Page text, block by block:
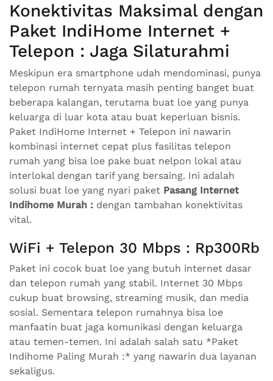
Konektivitas Maksimal dengan
Paket IndiHome Internet +
Telepon : Jaga Silaturahmi
Meskipun era smartphone udah mendominasi, punya
telepon rumah ternyata masih penting banget buat
beberapa kalangan, terutama buat loe yang punya
keluarga di luar kota atau buat keperluan bisnis.
Paket IndiHome Internet + Telepon ini nawarin
kombinasi internet cepat plus fasilitas telepon
rumah yang bisa loe pake buat nelpon lokal atau
interlokal dengan tarif yang bersaing. Ini adalah
solusi buat loe yang nyari paket Pasang Internet
Indihome Murah : dengan tambahan konektivitas
vital.
WiFi + Telepon 30 Mbps : Rp300Rb
Paket ini cocok buat loe yang butuh internet dasar
dan telepon rumah yang stabil. Internet 30 Mbps
cukup buat browsing, streaming musik, dan media
sosial. Sementara telepon rumahnya bisa loe
manfaatin buat jaga komunikasi dengan keluarga
atau temen-temen. Ini adalah salah satu *Paket
Indihome Paling Murah :* yang nawarin dua layanan
sekaligus.